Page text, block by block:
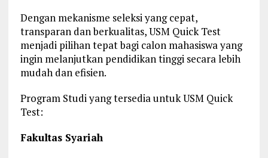
Dengan mekanisme seleksi yang cepat,
transparan dan berkualitas, USM Quick Test
menjadi pilihan tepat bagi calon mahasiswa yang
ingin melanjutkan pendidikan tinggi secara lebih
mudah dan efisien.
Program Studi yang tersedia untuk USM Quick
Test:
Fakultas Syariah